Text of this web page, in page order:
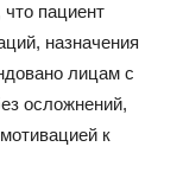
пациент
назначения
лицам с
осложнений,
к